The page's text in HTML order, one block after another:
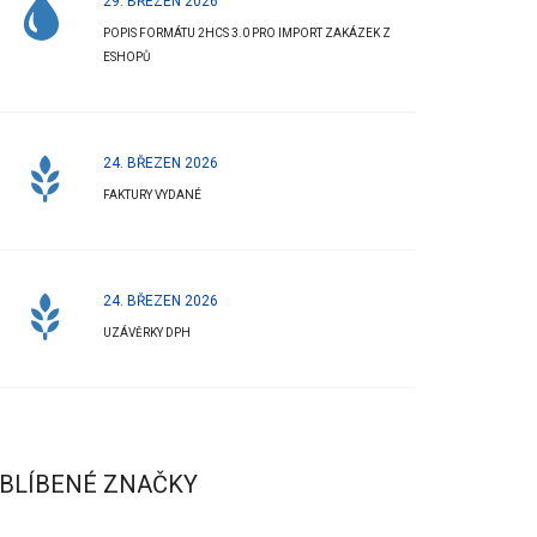
POPIS FORMÁTU 2HCS 3.0 PRO IMPORT ZAKÁZEK Z
ESHOPŮ
24. BŘEZEN 2026
FAKTURY VYDANÉ
24. BŘEZEN 2026
UZÁVĚRKY DPH
ZNAČKY